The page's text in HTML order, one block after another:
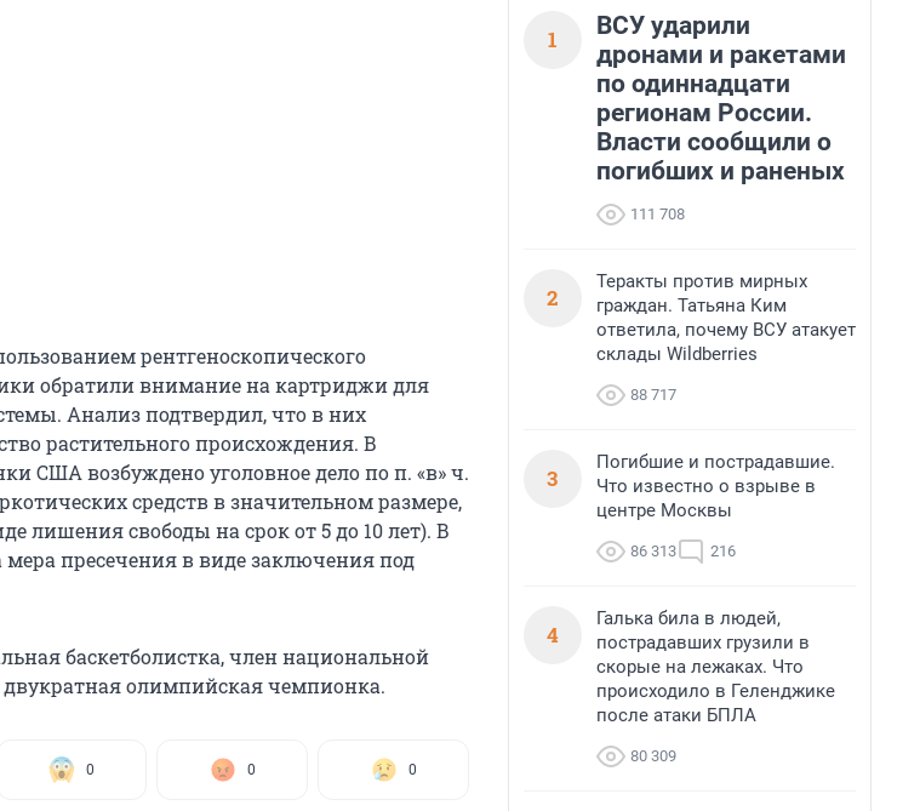
рентгеноскопического
обратили внимание на картриджи для
Анализ подтвердил, что в них
растительного происхождения. В
США возбуждено уголовное дело по п. «в» ч.
средств в значительном размере,
лишения свободы на срок от 5 до 10 лет). В
пресечения в виде заключения под
баскетболистка, член национальной
олимпийская чемпионка.
0 0 0
1
ВСУ ударили
дронами и ракетами
по одиннадцати
регионам России.
Власти сообщили о
погибших и раненых
111 708
2
Теракты против мирных
граждан. Татьяна Ким
ответила, почему ВСУ атакует
склады Wildberries
88 717
3
Погибшие и пострадавшие.
Что известно о взрыве в
центре Москвы
86 313 216
4
Галька била в людей,
пострадавших грузили в
скорые на лежаках. Что
происходило в Геленджике
после атаки БПЛА
80 309